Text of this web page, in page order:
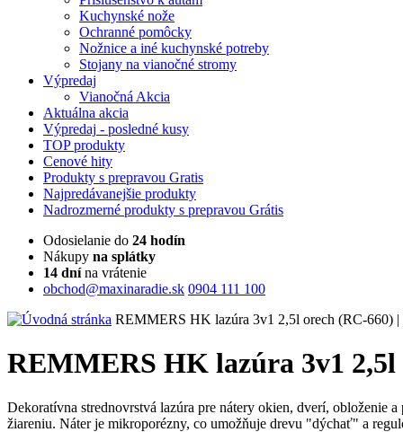
Kuchynské nože
Ochranné pomôcky
Nožnice a iné kuchynské potreby
Stojany na vianočné stromy
Výpredaj
Vianočná Akcia
Aktuálna akcia
Výpredaj - posledné kusy
TOPprodukty
Cenové hity
Produkty s prepravou Gratis
Najpredávanejšie produkty
Nadrozmerné produkty s prepravou Grátis
Odosielanie do 24 hodín
Nákupy na splátky
14 dnína vrátenie
obchod@maxinaradie.sk 0904 111 100
REMMERS HK lazúra 3v1 2,5l orech (RC-660) |
REMMERS HK lazúra 3v1 2,5l
Dekoratívna strednovrstvá lazúra pre nátery okien, dverí,
žiareniu. Náter je mikroporézny, co umožňuje drevu "dýchať" a